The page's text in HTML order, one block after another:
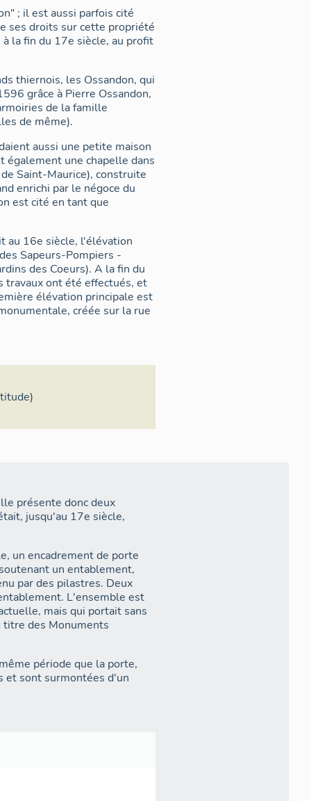
; il est aussi parfois cité
ses droits sur cette propriété
la fin du 17e siècle, au profit
thiernois, les Ossandon, qui
grâce à Pierre Ossandon,
de la famille
de même).
aussi une petite maison
une chapelle dans
Saint-Maurice), construite
enrichi par le négoce du
est cité en tant que
au 16e siècle, l'élévation
Sapeurs-Pompiers -
des Coeurs). A la fin du
travaux ont été effectués, et
élévation principale est
créée sur la rue
originel de la
présente donc deux
jusqu'au 17e siècle,
un encadrement de porte
un entablement,
par des pilastres. Deux
L'ensemble est
mais qui portait sans
des Monuments
période que la porte,
et sont surmontées d'un